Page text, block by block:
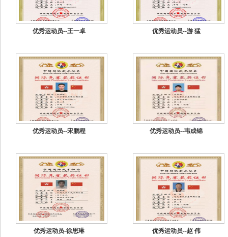
优秀运动员--王一卓 优秀运动员--游 猛
优秀运动员--宋鹏程 优秀运动员--韦成锦
优秀运动员-徐思琳 优秀运动员--赵 伟